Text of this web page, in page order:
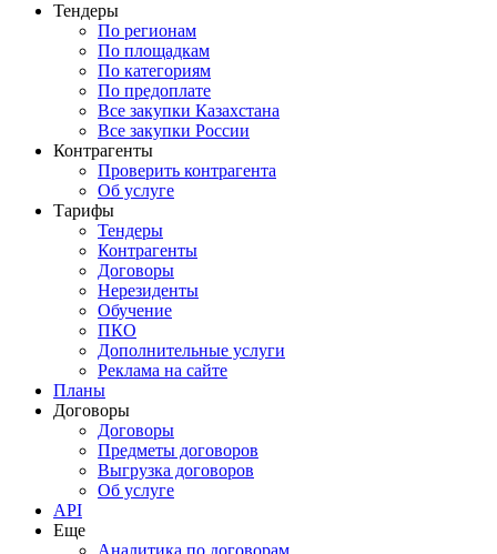
Тендеры
По регионам
По площадкам
По категориям
По предоплате
Все закупки Казахстана
Все закупки России
Контрагенты
Проверить контрагента
Об услуге
Тарифы
Тендеры
Контрагенты
Договоры
Нерезиденты
Обучение
ПКО
Дополнительные услуги
Реклама на сайте
Планы
Договоры
Договоры
Предметы договоров
Выгрузка договоров
Об услуге
API
Еще